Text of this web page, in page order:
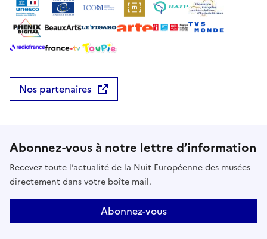
nombreux faiseurs d’objets ou d’images. La diversité
de leurs regards s’ouvre à nous comme autant
témoignages sensibles de la vie, des mutations et
des enjeux de ce territoire. Une exposition
estuaires picards et de la mer d’Opale.
Nos partenaires
Abonnez-vous à notre lettre d’information
Recevez toute l’actualité de la Nuit Européenne des musées
directement dans votre boîte mail.
Abonnez-vous